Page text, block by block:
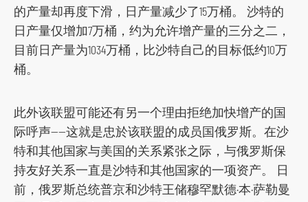
的产量却再度下滑，日产量减少了15万桶。 沙特的
日产量仅增加7万桶，约为允许增产量的三分之二，
目前日产量为1034万桶，比沙特自己的目标低约10万
桶。
此外该联盟可能还有另一个理由拒绝加快增产的国
际呼声——这就是忠於该联盟的成员国俄罗斯。在沙
特和其他国家与美国的关系紧张之际，与俄罗斯保
持友好关系一直是沙特和其他国家的一项资产。 日
前，俄罗斯总统普京和沙特王储穆罕默德·本·萨勒曼